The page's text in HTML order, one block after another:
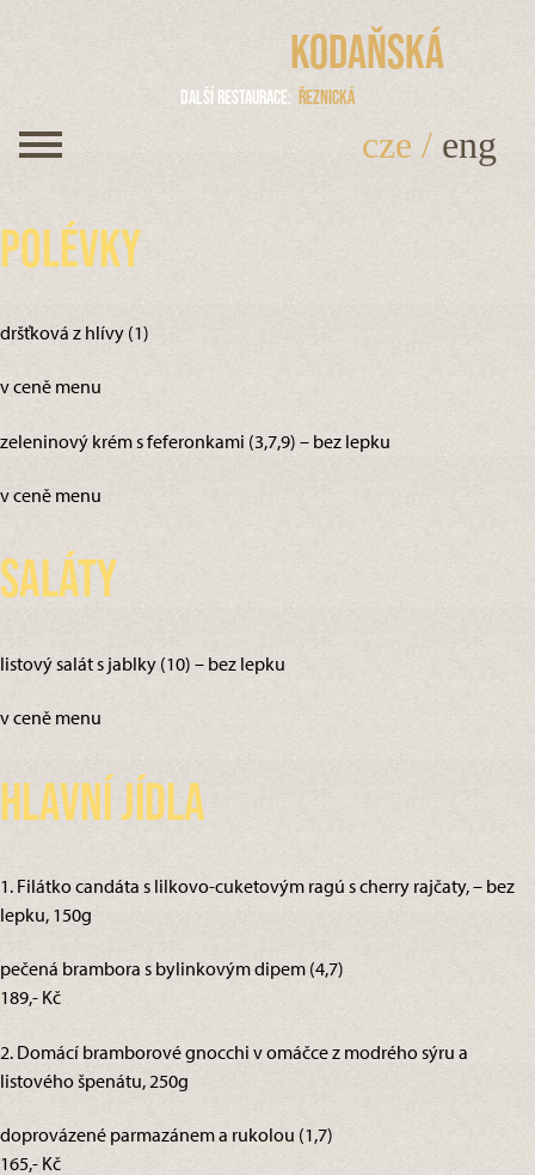
Kodaňská
Další restaurace Řeznická
cze / eng
Polévky
dršťková z hlívy (1)
v ceně menu
zeleninový krém s feferonkami (3,7,9) – bez lepku
v ceně menu
Saláty
listový salát s jablky (10) – bez lepku
v ceně menu
Hlavní jídla
1. Filátko candáta s lilkovo-cuketovým ragú s cherry rajčaty, – bez
lepku, 150g
pečená brambora s bylinkovým dipem (4,7)
189,- Kč
2. Domácí bramborové gnocchi v omáčce z modrého sýru a
listového špenátu, 250g
doprovázené parmazánem a rukolou (1,7)
165,- Kč